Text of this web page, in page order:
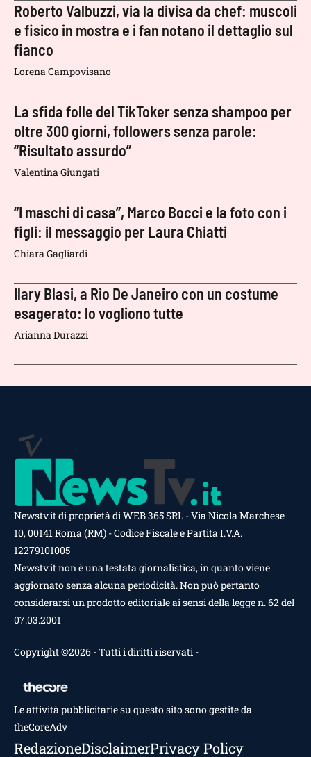
Roberto Valbuzzi, via la divisa da chef: muscoli
e fisico in mostra e i fan notano il dettaglio sul
fianco
Lorena Campovisano
La sfida folle del TikToker senza shampoo per
oltre 300 giorni, followers senza parole:
“Risultato assurdo”
Valentina Giungati
“I maschi di casa”, Marco Bocci e la foto con i
figli: il messaggio per Laura Chiatti
Chiara Gagliardi
Ilary Blasi, a Rio De Janeiro con un costume
esagerato: lo vogliono tutte
Arianna Durazzi
Newstv.it di proprietà di WEB 365 SRL - Via Nicola Marchese
10, 00141 Roma (RM) - Codice Fiscale e Partita I.V.A.
12279101005
Newstv.it non è una testata giornalistica, in quanto viene
aggiornato senza alcuna periodicità. Non può pertanto
considerarsi un prodotto editoriale ai sensi della legge n. 62 del
07.03.2001
Copyright ©2026 - Tutti i diritti riservati -
Le attività pubblicitarie su questo sito sono gestite da
theCoreAdv
RedazioneDisclaimerPrivacy Policy